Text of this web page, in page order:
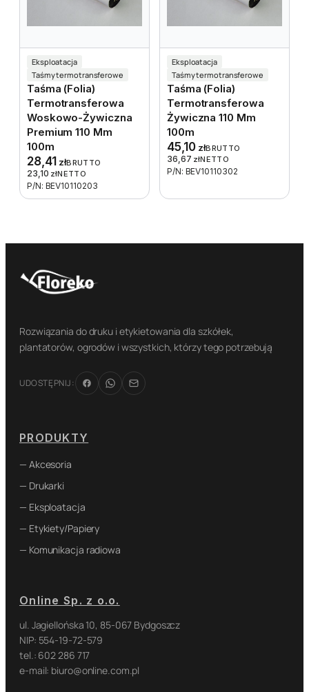
Eksploatacja
Taśmy termotransferowe
Taśma (folia)
Termotransferowa
Woskowo-Żywiczna
Premium 110 Mm
100m
28,41 złBRUTTO
23,10 złNETTO
P/N: BEV10110203
Eksploatacja
Taśmy termotransferowe
Taśma (folia)
Termotransferowa
Żywiczna 110 Mm
100m
45,10 złBRUTTO
36,67 złNETTO
P/N: BEV10110302
Rozwiązania do druku i etykietowania dla szkółek,
plantatorów, ogrodów i wszystkich, którzy tego potrzebują
UDOSTĘPNIJ:
PRODUKTY
— Akcesoria
— Drukarki
— Eksploatacja
— Etykiety/Papiery
— Komunikacja radiowa
Online Sp. z o.o.
ul. Jagiellońska 10, 85-067 Bydgoszcz
NIP: 554-19-72-579
tel.: 602 286 717
e-mail: biuro@online.com.pl